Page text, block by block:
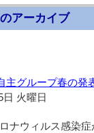
アーカイブ
主グループ春の発
日 火曜日
ナウィルス感染